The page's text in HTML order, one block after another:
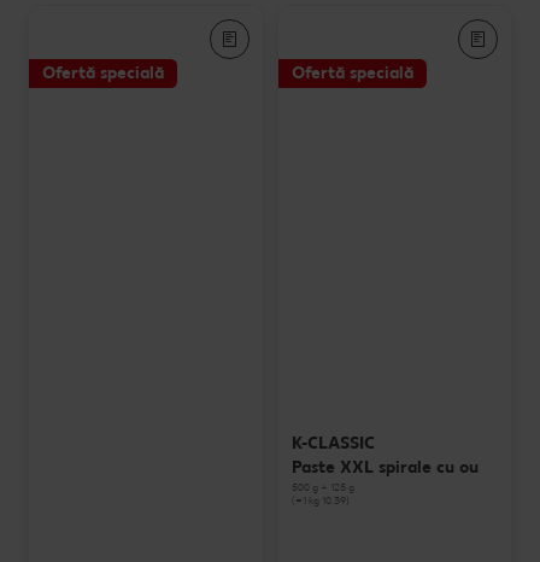
Ofertă specială Ofertă specială
K-CLASSIC
Paste XXL spirale cu ou
500 g + 125 g
(=1 kg 10.39)